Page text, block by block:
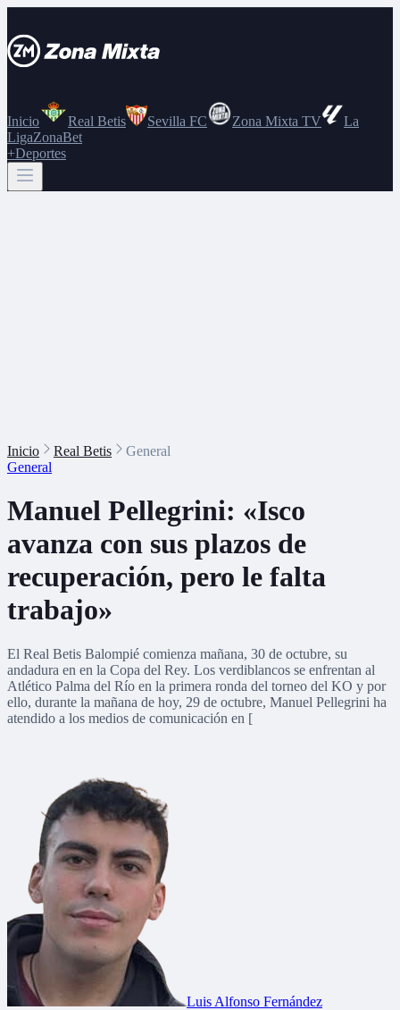
Inicio Real Betis Sevilla FC Zona Mixta TV
La
LigaZonaBet
+Deportes
Inicio Real Betis
General
General
Manuel Pellegrini: «Isco
avanza con sus plazos de
recuperación, pero le falta
trabajo»
El Real Betis Balompié comienza mañana, 30 de octubre, su
andadura en en la Copa del Rey. Los verdiblancos se enfrentan al
Atlético Palma del Río en la primera ronda del torneo del KO y por
ello, durante la mañana de hoy, 29 de octubre, Manuel Pellegrini ha
atendido a los medios de comunicación en [
Luis Alfonso Fernández